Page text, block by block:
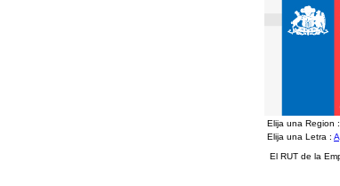
Elija una Region :
Elija una Letra : A
El RUT de la